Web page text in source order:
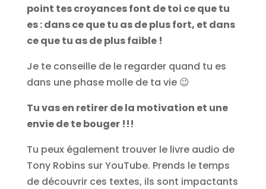
point tes croyances font de toi ce que tu
es : dans ce que tu as de plus fort, et dans
ce que tu as de plus faible !
Je te conseille de le regarder quand tu es
dans une phase molle de ta vie 😉
Tu vas en retirer de la motivation et une
envie de te bouger !!!
Tu peux également trouver le livre audio de
Tony Robins sur YouTube. Prends le temps
de découvrir ces textes, ils sont impactants